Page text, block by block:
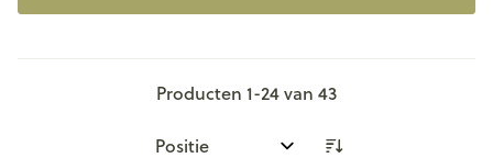
Producten 1-24van 43